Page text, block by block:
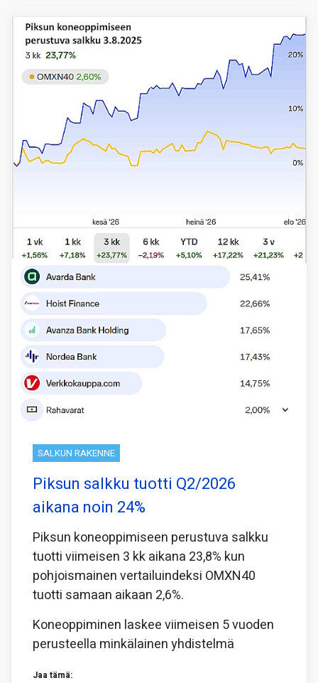
SALKUN RAKENNE
Piksun salkku tuotti Q2/2026
aikana noin 24%
Piksun koneoppimiseen perustuva salkku
tuotti viimeisen 3 kk aikana 23,8% kun
pohjoismainen vertailuindeksi OMXN40
tuotti samaan aikaan 2,6%.
Koneoppiminen laskee viimeisen 5 vuoden
perusteella minkälainen yhdistelmä
Jaa tämä: